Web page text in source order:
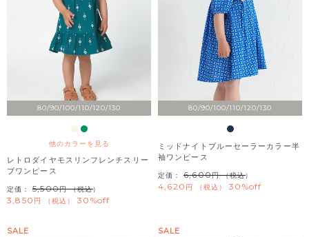
80/90/100/110/120/130
他のカラーを見る
レトロダイヤモスリンフレンチスリー
ブワンピース
定価： 5,500 （税込）
3,850 税込 30%off
80/90/100/110/120/130
ミッドナイトブルーセーラーカラー半
袖ワンピース
定価： 6,600 （税込）
4,620 税込 30%off
SALE SALE